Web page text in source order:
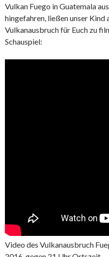
Vulkan Fuego in Guatemala
hingefahren, ließen unser Kind
Vulkanausbruch für Euch zu
Schauspiel:
Video des Vulkanausbruch